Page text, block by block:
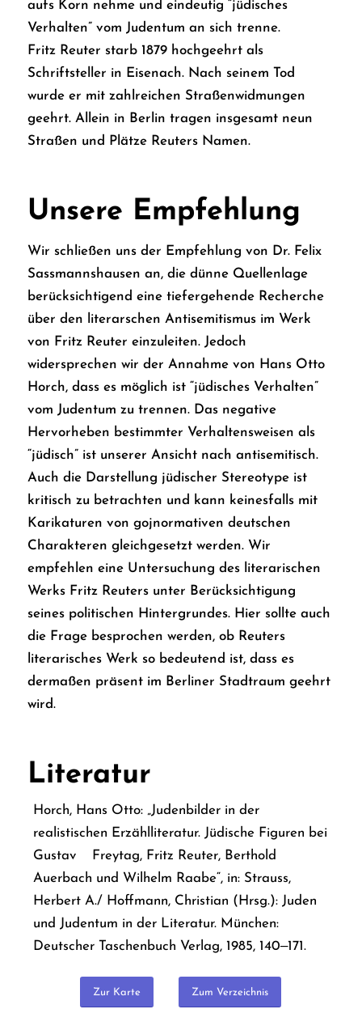
aufs Korn nehme und eindeutig “jüdisches
Verhalten” vom Judentum an sich trenne.
Fritz Reuter starb 1879 hochgeehrt als
Schriftsteller in Eisenach. Nach seinem Tod
wurde er mit zahlreichen Straßenwidmungen
geehrt. Allein in Berlin tragen insgesamt neun
Straßen und Plätze Reuters Namen.
Unsere Empfehlung
Wir schließen uns der Empfehlung von Dr. Felix
Sassmannshausen an, die dünne Quellenlage
berücksichtigend eine tiefergehende Recherche
über den literarschen Antisemitismus im Werk
von Fritz Reuter einzuleiten. Jedoch
widersprechen wir der Annahme von Hans Otto
Horch, dass es möglich ist “jüdisches Verhalten”
vom Judentum zu trennen. Das negative
Hervorheben bestimmter Verhaltensweisen als
“jüdisch” ist unserer Ansicht nach antisemitisch.
Auch die Darstellung jüdischer Stereotype ist
kritisch zu betrachten und kann keinesfalls mit
Karikaturen von gojnormativen deutschen
Charakteren gleichgesetzt werden. Wir
empfehlen eine Untersuchung des literarischen
Werks Fritz Reuters unter Berücksichtigung
seines politischen Hintergrundes. Hier sollte auch
die Frage besprochen werden, ob Reuters
literarisches Werk so bedeutend ist, dass es
dermaßen präsent im Berliner Stadtraum geehrt
wird.
Literatur
Horch, Hans Otto: „Judenbilder in der
realistischen Erzählliteratur. Jüdische Figuren bei
Gustav Freytag, Fritz Reuter, Berthold
Auerbach und Wilhelm Raabe“, in: Strauss,
Herbert A./ Hoffmann, Christian (Hrsg.): Juden
und Judentum in der Literatur. München:
Deutscher Taschenbuch Verlag, 1985, 140‒171.
Zur Karte Zum Verzeichnis